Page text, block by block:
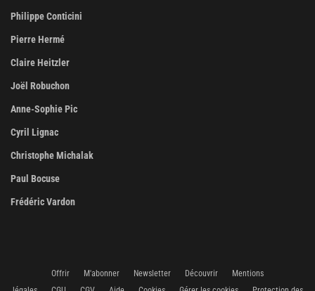
Philippe Conticini
Pierre Hermé
Claire Heitzler
Joël Robuchon
Anne-Sophie Pic
Cyril Lignac
Christophe Michalak
Paul Bocuse
Frédéric Vardon
Offrir M'abonner Newsletter Découvrir
Mentions